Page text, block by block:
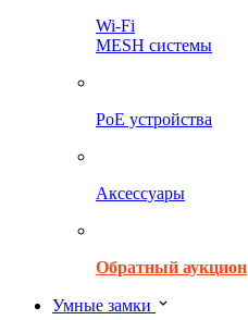
Wi-Fi
MESH системы
PoE устройства
Аксессуары
Обратный аукцион
Умные замки